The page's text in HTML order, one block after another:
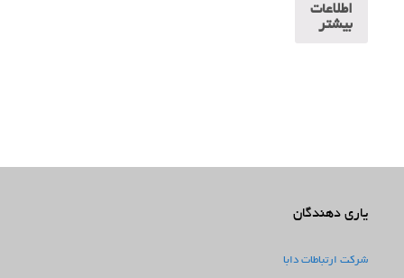
اطلاعات
بیشتر
یاری دهندگان
شرکت ارتباطات دابا